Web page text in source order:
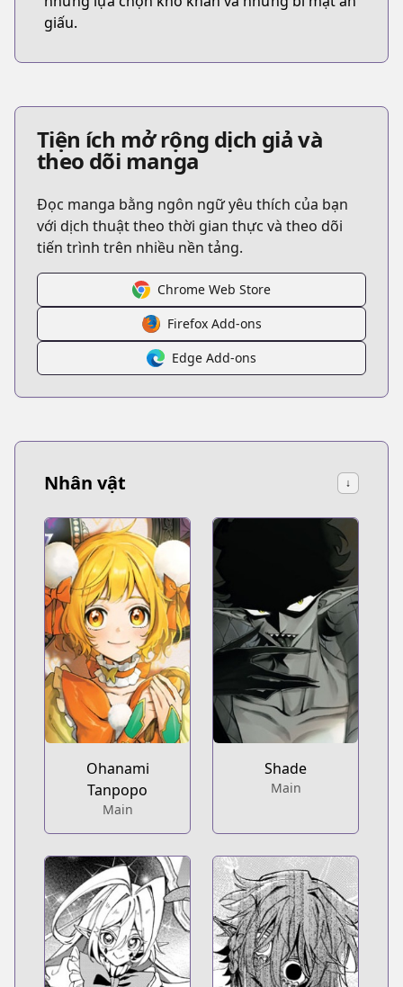
giấu.
Tiện ích mở rộng dịch giả và
theo dõi manga
Đọc manga bằng ngôn ngữ yêu thích của bạn
với dịch thuật theo thời gian thực và theo dõi
tiến trình trên nhiều nền tảng.
Chrome Web Store
Firefox Add-ons
Edge Add-ons
Nhân vật ↓
Ohanami
Tanpopo
Main
Shade
Main